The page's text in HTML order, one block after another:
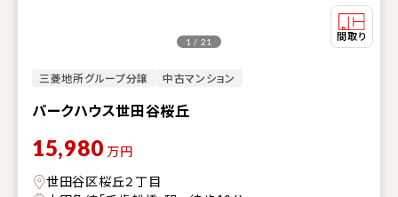
三菱地所グループ分譲 中古マンション
パークハウス世田谷桜丘
1 / 21
15,980 万円
世田谷区桜丘２丁目